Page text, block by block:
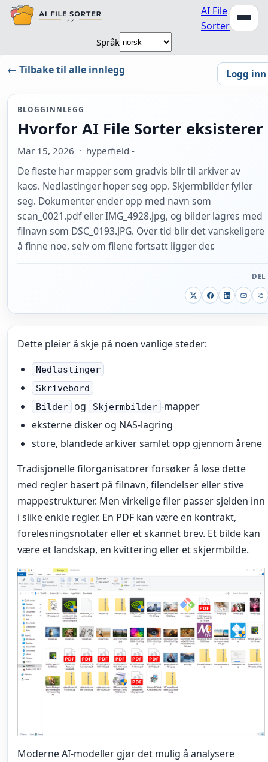
AI File
Sorter
Språk
← Tilbake til alle innlegg Logg inn
BLOGGINNLEGG
Hvorfor AI File Sorter eksisterer
Mar 15, 2026 · hyperfield -
De fleste har mapper som gradvis blir til arkiver av
kaos. Nedlastinger hoper seg opp. Skjermbilder fyller
seg. Dokumenter ender opp med navn som
scan_0021.pdf eller IMG_4928.jpg, og bilder lagres med
filnavn som DSC_0193.JPG. Over tid blir det vanskeligere
å finne noe, selv om filene fortsatt ligger der.
DEL
Dette pleier å skje på noen vanlige steder:
Nedlastinger
Skrivebord
Bilder
og Skjermbilder -mapper
eksterne disker og NAS-lagring
store, blandede arkiver samlet opp gjennom årene
Tradisjonelle filorganisatorer forsøker å løse dette
med regler basert på filnavn, filendelser eller stive
mappestrukturer. Men virkelige filer passer sjelden inn
i slike enkle regler. En PDF kan være en kontrakt,
forelesningsnotater eller et skannet brev. Et bilde kan
være et landskap, en kvittering eller et skjermbilde.
Moderne AI-modeller gjør det mulig å analysere